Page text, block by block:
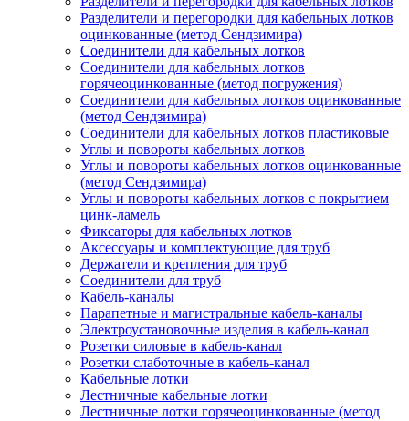
Разделители и перегородки для кабельных лотков
оцинкованные (метод Сендзимира)
Соединители для кабельных лотков
Соединители для кабельных лотков
горячеоцинкованные (метод погружения)
Соединители для кабельных лотков оцинкованные
(метод Сендзимира)
Соединители для кабельных лотков пластиковые
Углы и повороты кабельных лотков
Углы и повороты кабельных лотков оцинкованные
(метод Сендзимира)
Углы и повороты кабельных лотков с покрытием
цинк-ламель
Фиксаторы для кабельных лотков
Аксессуары и комплектующие для труб
Держатели и крепления для труб
Соединители для труб
Кабель-каналы
Парапетные и магистральные кабель-каналы
Электроустановочные изделия в кабель-канал
Розетки силовые в кабель-канал
Розетки слаботочные в кабель-канал
Кабельные лотки
Лестничные кабельные лотки
Лестничные лотки горячеоцинкованные (метод